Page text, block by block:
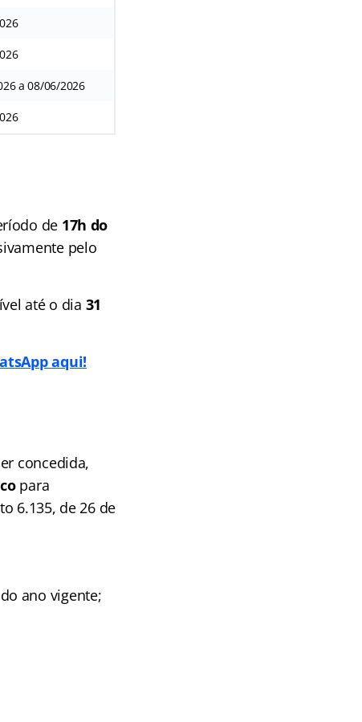
a 08/06/2026
de 17h do
pelo
até o dia 31
aqui!
concedida,
para
6.135, de 26 de
ano vigente;